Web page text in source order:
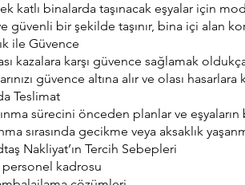
katlı binalarda taşınacak eşyalar için
güvenli bir şekilde taşınır, bina içi alan
ile Güvence
kazalara karşı güvence sağlamak
güvence altına alır ve olası
Teslimat
sürecini önceden planlar ve
sırasında gecikme veya aksaklık
Nakliyat’ın Tercih Sebepleri
kadrosu